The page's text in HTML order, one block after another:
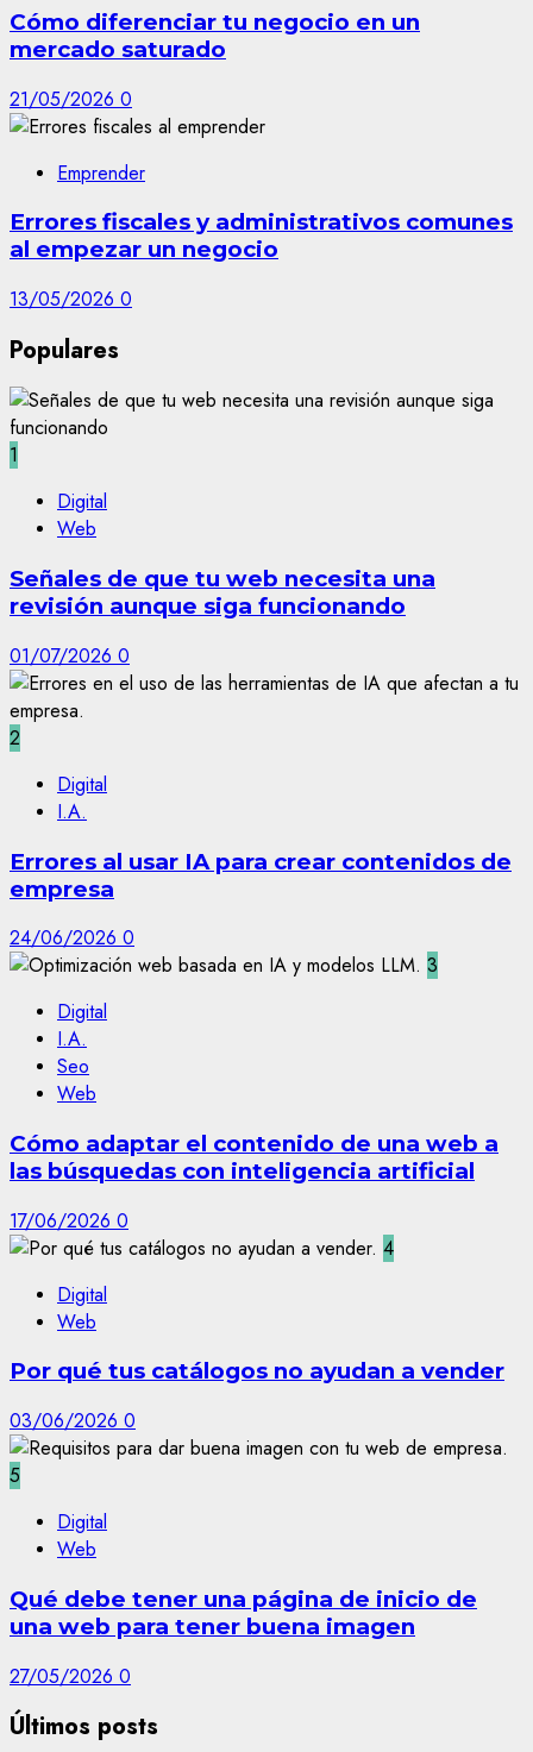
Cómo diferenciar tu negocio en un
mercado saturado
21/05/2026 0
Emprender
Errores fiscales y administrativos comunes
al empezar un negocio
13/05/2026 0
Populares
1
Digital
Web
Señales de que tu web necesita una
revisión aunque siga funcionando
01/07/2026 0
2
Digital
I.A.
Errores al usar IA para crear contenidos de
empresa
24/06/2026 0
3
Digital
I.A.
Seo
Web
Cómo adaptar el contenido de una web a
las búsquedas con inteligencia artificial
17/06/2026 0
4
Digital
Web
Por qué tus catálogos no ayudan a vender
03/06/2026 0
5
Digital
Web
Qué debe tener una página de inicio de
una web para tener buena imagen
27/05/2026 0
Últimos posts